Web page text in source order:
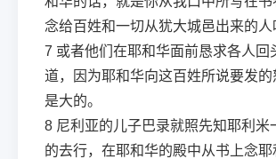
念给百姓和一切从犹大城邑出来的人
7 或者他们在耶和华面前恳求各人回
道，因为耶和华向这百姓所说要发
是大的。
8 尼利亚的儿子巴录就照先知耶利米
的去行，在耶和华的殿中从书上念耶